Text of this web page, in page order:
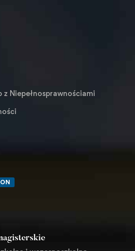
z Niepełnosprawnościami